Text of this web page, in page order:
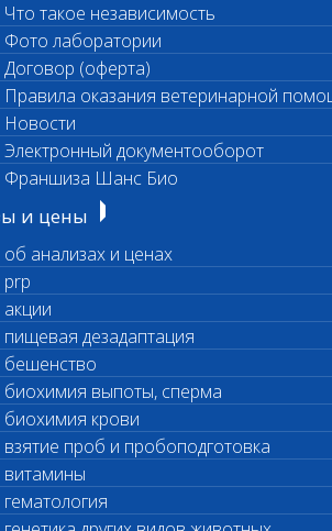
260
с сайта
Что такое независимость
Фото лаборатории
Договор (оферта)
Правила оказания ветеринарной
Новости
Электронный документооборот
Франшиза Шанс Био
и цены
об анализах и ценах
prp
акции
пищевая дезадаптация
бешенство
биохимия выпоты, сперма
биохимия крови
взятие проб и пробоподготовка
витамины
гематология
БИО
Локус К доминантный черный (аллель КВ)
Локус К
черный (аллель